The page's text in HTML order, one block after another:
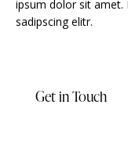
ipsum dolor sit
sadipscing elitr.
Get in Touch